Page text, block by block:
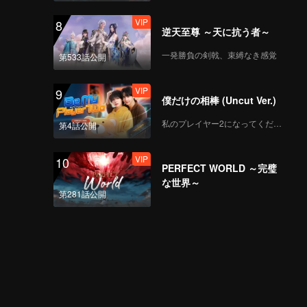
VIP Mic Drop(Still Ver.)
VIP Crush(Still Ver.)
VIP
Last Fireworks of the
Summer Night(Still
8
第533話公開
VIP
逆天至尊 ～天に抗う者～
一発勝負の剣戟、束縛なき感覚
9
第4話公開
VIP
僕だけの相棒 (Uncut Ver.)
私のプレイヤー2になってください
10
第281話公開
VIP
PERFECT WORLD ～完璧
な世界～